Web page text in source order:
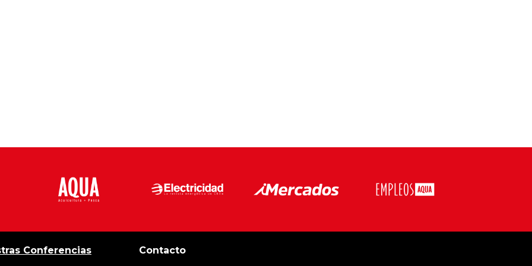
Conferencias Contacto